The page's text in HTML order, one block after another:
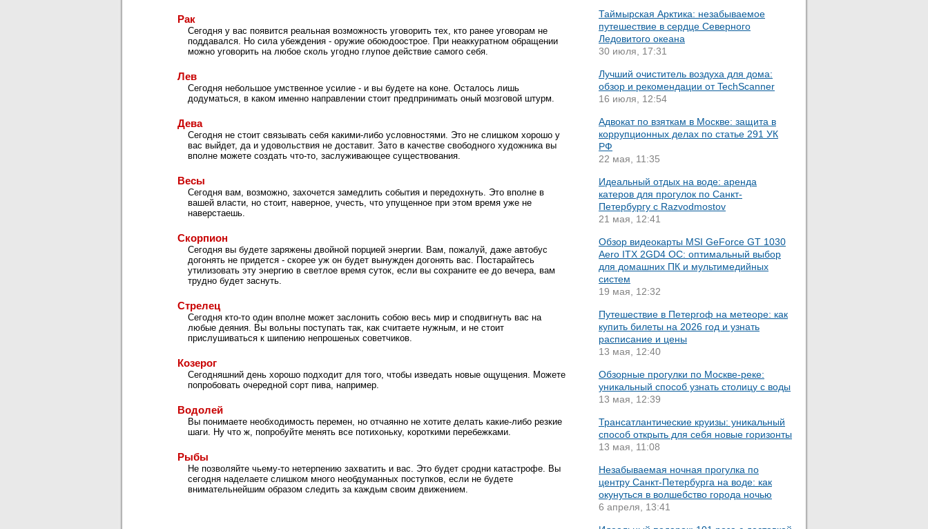
Рак
Сегодня у вас появится реальная возможность уговорить тех, кто ранее уговорам не
поддавался. Но сила убеждения - оружие обоюдоострое. При неаккуратном обращении
можно уговорить на любое сколь угодно глупое действие самого себя.
Лев
Сегодня небольшое умственное усилие - и вы будете на коне. Осталось лишь
додуматься, в каком именно направлении стоит предпринимать оный мозговой штурм.
Дева
Сегодня не стоит связывать себя какими-либо условностями. Это не слишком хорошо у
вас выйдет, да и удовольствия не доставит. Зато в качестве свободного художника вы
вполне можете создать что-то, заслуживающее существования.
Весы
Сегодня вам, возможно, захочется замедлить события и передохнуть. Это вполне в
вашей власти, но стоит, наверное, учесть, что упущенное при этом время уже не
наверстаешь.
Скорпион
Сегодня вы будете заряжены двойной порцией энергии. Вам, пожалуй, даже автобус
догонять не придется - скорее уж он будет вынужден догонять вас. Постарайтесь
утилизовать эту энергию в светлое время суток, если вы сохраните ее до вечера, вам
трудно будет заснуть.
Стрелец
Сегодня кто-то один вполне может заслонить собою весь мир и сподвигнуть вас на
любые деяния. Вы вольны поступать так, как считаете нужным, и не стоит
прислушиваться к шипению непрошеных советчиков.
Козерог
Сегодняшний день хорошо подходит для того, чтобы изведать новые ощущения. Можете
попробовать очередной сорт пива, например.
Водолей
Вы понимаете необходимость перемен, но отчаянно не хотите делать какие-либо резкие
шаги. Ну что ж, попробуйте менять все потихоньку, короткими перебежками.
Рыбы
Не позволяйте чьему-то нетерпению захватить и вас. Это будет сродни катастрофе. Вы
сегодня наделаете слишком много необдуманных поступков, если не будете
внимательнейшим образом следить за каждым своим движением.
Таймырская Арктика: незабываемое
путешествие в сердце Северного
Ледовитого океана
30 июля, 17:31
Лучший очиститель воздуха для дома:
обзор и рекомендации от TechScanner
16 июля, 12:54
Адвокат по взяткам в Москве: защита в
коррупционных делах по статье 291 УК
РФ
22 мая, 11:35
Идеальный отдых на воде: аренда
катеров для прогулок по Санкт-
Петербургу с Razvodmostov
21 мая, 12:41
Обзор видеокарты MSI GeForce GT 1030
Aero ITX 2GD4 OC: оптимальный выбор
для домашних ПК и мультимедийных
систем
19 мая, 12:32
Путешествие в Петергоф на метеоре: как
купить билеты на 2026 год и узнать
расписание и цены
13 мая, 12:40
Обзорные прогулки по Москве-реке:
уникальный способ узнать столицу с воды
13 мая, 12:39
Трансатлантические круизы: уникальный
способ открыть для себя новые горизонты
13 мая, 11:08
Незабываемая ночная прогулка по
центру Санкт-Петербурга на воде: как
окунуться в волшебство города ночью
6 апреля, 13:41